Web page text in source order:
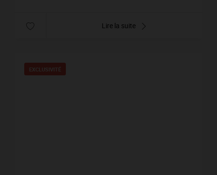
Lire la suite
EXCLUSIVITÉ